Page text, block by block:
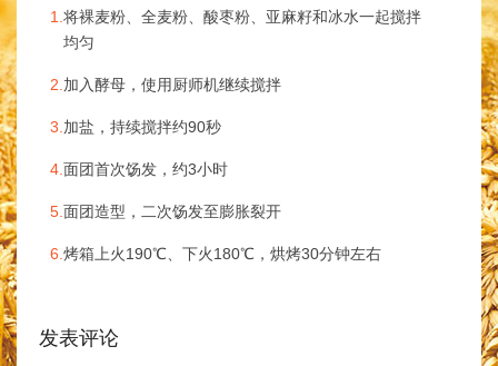
1.将裸麦粉、全麦粉、酸枣粉、亚麻籽和冰水一起搅拌
均匀
2.加入酵母，使用厨师机继续搅拌
3.加盐，持续搅拌约90秒
4.面团首次饧发，约3小时
5.面团造型，二次饧发至膨胀裂开
6.烤箱上火190℃、下火180℃，烘烤30分钟左右
发表评论